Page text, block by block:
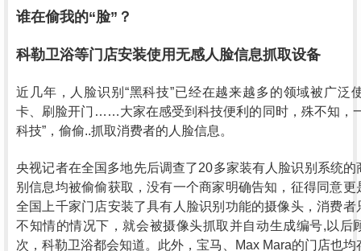
谁在偷我的“脸”？
科勒卫浴等门店安装使用无感人脸信息抓取设备
近几年，人脸识别“黑科技”已经在越来越多的领域被广泛
卡、刷脸开门……大家在感受到科技便利的同时，殊不知，
科技”，偷偷..抓取消费者的人脸信息。
央视记者在全国多地先后调查了20多家装有人脸识别系统
别信息均被偷偷获取，没有一个商家明确告知，征得同意
全国上千家门店安装了具有人脸识别功能的摄像头，消费
不知情的情况下，就会被摄像头抓取并自动生成编号,以后
次，科勒卫浴都会知道。此外，宝马、Max Mara的门店也均